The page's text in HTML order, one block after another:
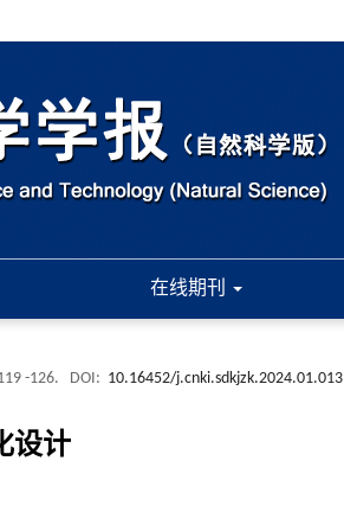
在线期刊
-126. DOI: 10.16452/j.cnki.sdkjzk.2024.01.013
设计